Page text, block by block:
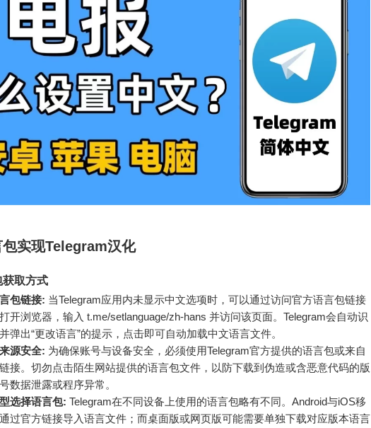
实现Telegram汉化
获取方式
包链接: 当Telegram应用内未显示中文选项时，可以通过访问官方语言包链接
开浏览器，输入 t.me/setlanguage/zh-hans 并访问该页面。Telegram会自动识
弹出“更改语言”的提示，点击即可自动加载中文语言文件。
源安全: 为确保账号与设备安全，必须使用Telegram官方提供的语言包或来自
接。切勿点击陌生网站提供的语言包文件，以防下载到伪造或含恶意代码的版
数据泄露或程序异常。
选择语言包: Telegram在不同设备上使用的语言包略有不同。Android与iOS移
过官方链接导入语言文件；而桌面版或网页版可能需要单独下载对应版本语言